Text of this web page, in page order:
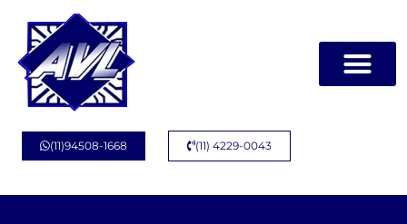
(11)94508-1668 (11) 4229-0043